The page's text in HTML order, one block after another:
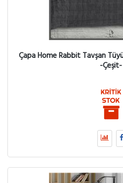
Çapa Home Rabbit Tavşan
-Çeşit-